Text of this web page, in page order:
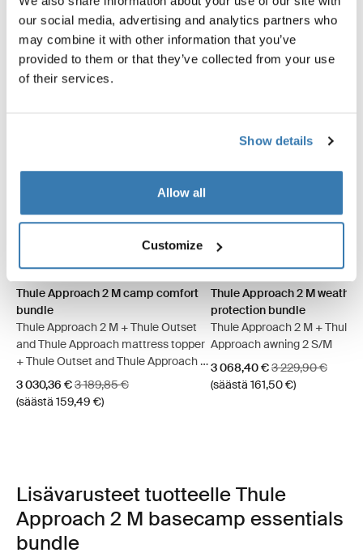
our social media, advertising and analytics partners who
may combine it with other information that you’ve
provided to them or that they’ve collected from your use
of their services.
Show details
Allow all
Customize
Thule Approach 2 M camp comfort bundle Ashland harmaa
Thule Approach 2 L camp comfort bundle Ashland harmaa
Thule Approach 2 M camp comfort bundle Tumma
Thule Approach 2 L camp comfort bundle Tumma
Thule Approach 2 M camp comfort
bundle
Thule Approach 2 M + Thule Outset
and Thule Approach mattress topper
+ Thule Outset and Thule Approach M
fitted sheet
Alennushinta
3 030,36 €Alkuperäinen hinta
3 189,85 €
(säästä 159,49 €)
Thule Approach 2 M
Thule Approach 2 M weather
protection bundle
Thule Approach 2 M + Thule
Approach awning 2 S/M
Alennushinta
3 068,40 €Alkuperäinen
3 229,90 €
(säästä 161,50 €)
Lisävarusteet tuotteelle Thule
Approach 2 M basecamp essentials
bundle